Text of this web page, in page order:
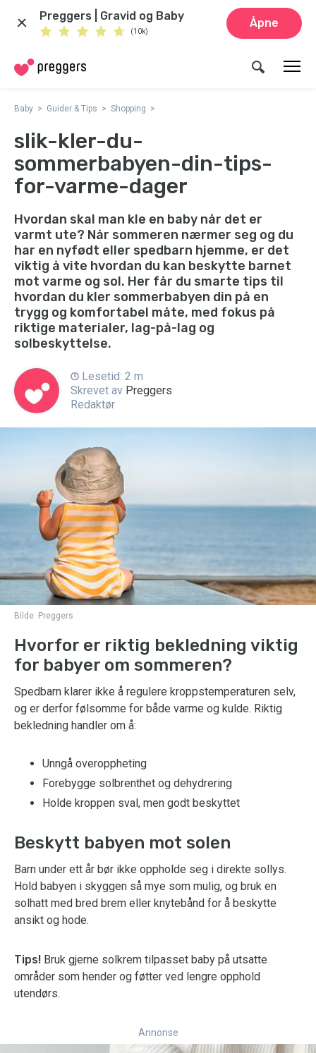
Preggers | Gravid og Baby
(10k)
Åpne
Baby Guider & Tips Shopping
slik-kler-du-
sommerbabyen-din-tips-
for-varme-dager
Hvordan skal man kle en baby når det er
varmt ute? Når sommeren nærmer seg og du
har en nyfødt eller spedbarn hjemme, er det
viktig å vite hvordan du kan beskytte barnet
mot varme og sol. Her får du smarte tips til
hvordan du kler sommerbabyen din på en
trygg og komfortabel måte, med fokus på
riktige materialer, lag-på-lag og
solbeskyttelse.
Lesetid: 2 m
Skrevet av Preggers
Redaktør
Bilde: Preggers
Hvorfor er riktig bekledning viktig
for babyer om sommeren?
Spedbarn klarer ikke å regulere kroppstemperaturen selv,
og er derfor følsomme for både varme og kulde. Riktig
bekledning handler om å:
Unngå overoppheting
Forebygge solbrenthet og dehydrering
Holde kroppen sval, men godt beskyttet
Beskytt babyen mot solen
Barn under ett år bør ikke oppholde seg i direkte sollys.
Hold babyen i skyggen så mye som mulig, og bruk en
solhatt med bred brem eller knytebånd for å beskytte
ansikt og hode.
Tips! Bruk gjerne solkrem tilpasset baby på utsatte
områder som hender og føtter ved lengre opphold
utendørs.
Annonse